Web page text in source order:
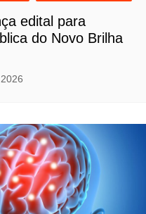
edital para
do Novo Brilha